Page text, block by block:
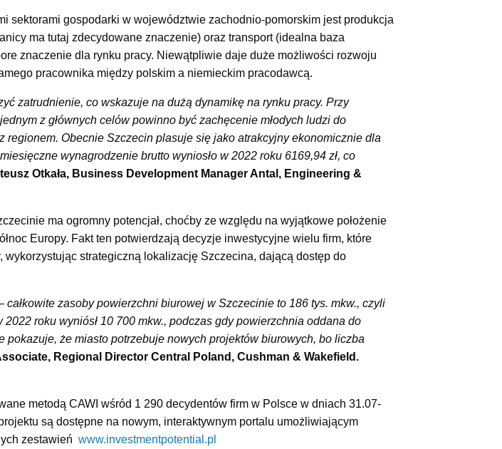
sektorami gospodarki w województwie zachodnio-pomorskim jest produkcja
ma tutaj zdecydowane znaczenie) oraz transport (idealna baza
znaczenie dla rynku pracy. Niewątpliwie daje duże możliwości rozwoju
pracownika między polskim a niemieckim pracodawcą.
zatrudnienie, co wskazuje na dużą dynamikę na rynku pracy. Przy
z głównych celów powinno być zachęcenie młodych ludzi do
Obecnie Szczecin plasuje się jako atrakcyjny ekonomicznie dla
wynagrodzenie brutto wyniosło w 2022 roku 6169,94 zł, co
Otkała, Business Development Manager Antal, Engineering &
ma ogromny potencjał, choćby ze względu na wyjątkowe położenie
Europy. Fakt ten potwierdzają decyzje inwestycyjne wielu firm, które
strategiczną lokalizację Szczecina, dającą dostęp do
zasoby powierzchni biurowej w Szczecinie to 186 tys. mkw., czyli
roku wyniósł 10 700 mkw., podczas gdy powierzchnia oddana do
że miasto potrzebuje nowych projektów biurowych, bo liczba
Regional Director Central Poland, Cushman & Wakefield.
metodą CAWI wśród 1 290 decydentów firm w Polsce w dniach 31.07-
są dostępne na nowym, interaktywnym portalu umożliwiającym
zestawień www.investmentpotential.pl